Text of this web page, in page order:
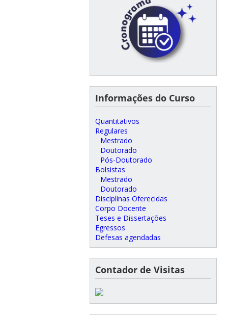
Informações do Curso
Quantitativos
Regulares
Mestrado
Doutorado
Pós-Doutorado
Bolsistas
Mestrado
Doutorado
Disciplinas Oferecidas
Corpo Docente
Teses e Dissertações
Egressos
Defesas agendadas
Contador de Visitas